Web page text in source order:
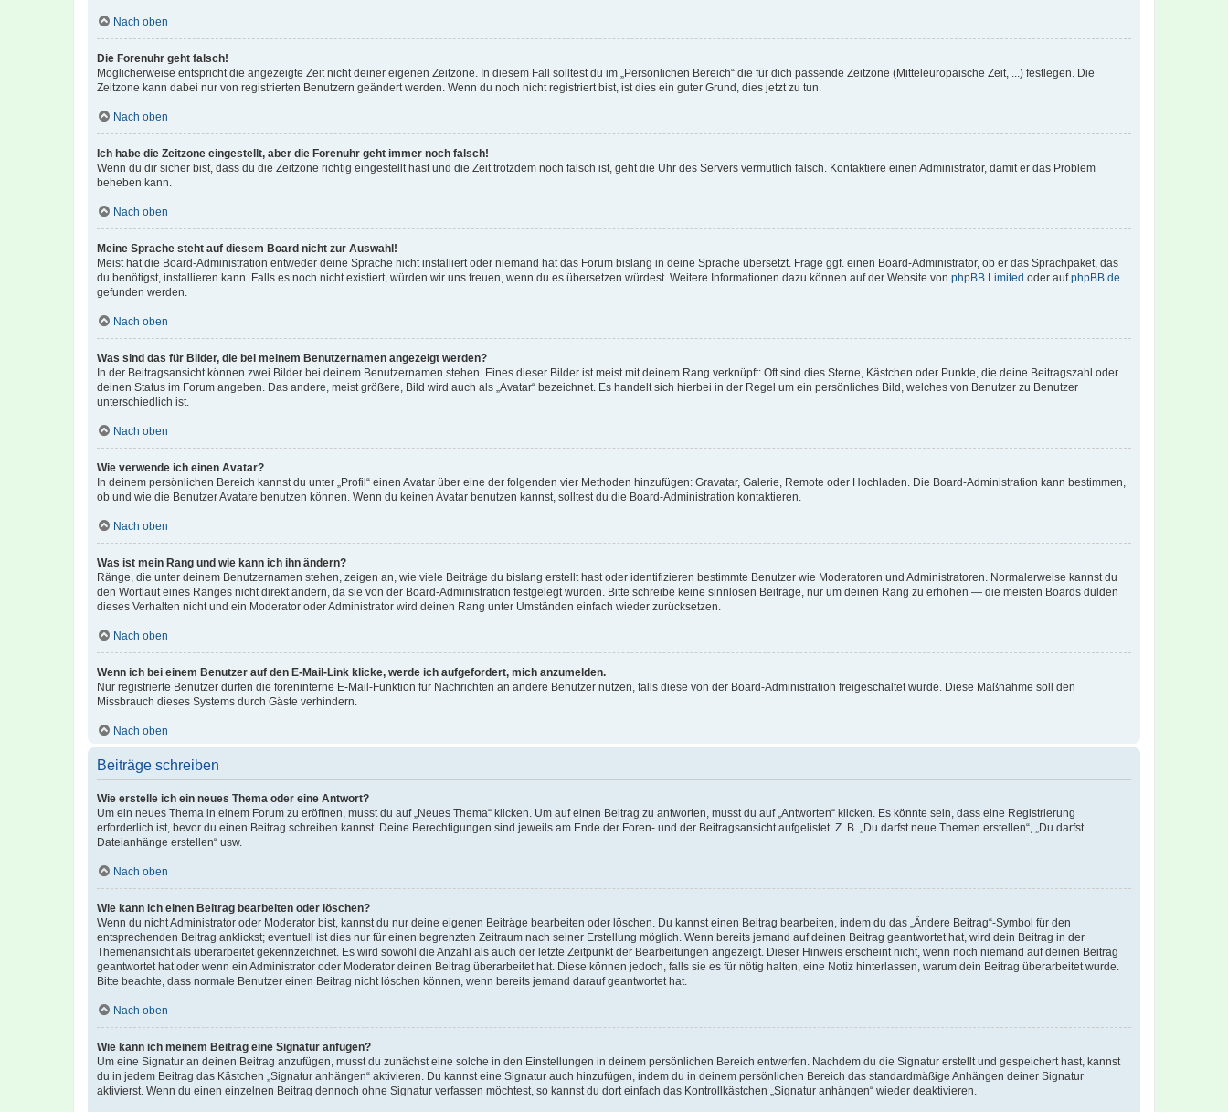
Nach oben
Die Forenuhr geht falsch!
Möglicherweise entspricht die angezeigte Zeit nicht deiner eigenen Zeitzone. In diesem Fall solltest du im „Persönlichen Bereich“ die für dich passende Zeitzone (Mitteleuropäische Zeit, ...) festlegen. Die
Zeitzone kann dabei nur von registrierten Benutzern geändert werden. Wenn du noch nicht registriert bist, ist dies ein guter Grund, dies jetzt zu tun.
Nach oben
Ich habe die Zeitzone eingestellt, aber die Forenuhr geht immer noch falsch!
Wenn du dir sicher bist, dass du die Zeitzone richtig eingestellt hast und die Zeit trotzdem noch falsch ist, geht die Uhr des Servers vermutlich falsch. Kontaktiere einen Administrator, damit er das Problem
beheben kann.
Nach oben
Meine Sprache steht auf diesem Board nicht zur Auswahl!
Meist hat die Board-Administration entweder deine Sprache nicht installiert oder niemand hat das Forum bislang in deine Sprache übersetzt. Frage ggf. einen Board-Administrator, ob er das Sprachpaket, das
du benötigst, installieren kann. Falls es noch nicht existiert, würden wir uns freuen, wenn du es übersetzen würdest. Weitere Informationen dazu können auf der Website von phpBB Limited oder aufphpBB.de
gefunden werden.
Nach oben
Was sind das für Bilder, die bei meinem Benutzernamen angezeigt werden?
In der Beitragsansicht können zwei Bilder bei deinem Benutzernamen stehen. Eines dieser Bilder ist meist mit deinem Rang verknüpft: Oft sind dies Sterne, Kästchen oder Punkte, die deine Beitragszahl oder
deinen Status im Forum angeben. Das andere, meist größere, Bild wird auch als „Avatar“ bezeichnet. Es handelt sich hierbei in der Regel um ein persönliches Bild, welches von Benutzer zu Benutzer
unterschiedlich ist.
Nach oben
Wie verwende ich einen Avatar?
In deinem persönlichen Bereich kannst du unter „Profil“ einen Avatar über eine der folgenden vier Methoden hinzufügen: Gravatar, Galerie, Remote oder Hochladen. Die Board-Administration kann bestimmen,
ob und wie die Benutzer Avatare benutzen können. Wenn du keinen Avatar benutzen kannst, solltest du die Board-Administration kontaktieren.
Nach oben
Was ist mein Rang und wie kann ich ihn ändern?
Ränge, die unter deinem Benutzernamen stehen, zeigen an, wie viele Beiträge du bislang erstellt hast oder identifizieren bestimmte Benutzer wie Moderatoren und Administratoren. Normalerweise kannst du
den Wortlaut eines Ranges nicht direkt ändern, da sie von der Board-Administration festgelegt wurden. Bitte schreibe keine sinnlosen Beiträge, nur um deinen Rang zu erhöhen — die meisten Boards dulden
dieses Verhalten nicht und ein Moderator oder Administrator wird deinen Rang unter Umständen einfach wieder zurücksetzen.
Nach oben
Wenn ich bei einem Benutzer auf den E-Mail-Link klicke, werde ich aufgefordert, mich anzumelden.
Nur registrierte Benutzer dürfen die foreninterne E-Mail-Funktion für Nachrichten an andere Benutzer nutzen, falls diese von der Board-Administration freigeschaltet wurde. Diese Maßnahme soll den
Missbrauch dieses Systems durch Gäste verhindern.
Nach oben
Beiträge schreiben
Wie erstelle ich ein neues Thema oder eine Antwort?
Um ein neues Thema in einem Forum zu eröffnen, musst du auf „Neues Thema“ klicken. Um auf einen Beitrag zu antworten, musst du auf „Antworten“ klicken. Es könnte sein, dass eine Registrierung
erforderlich ist, bevor du einen Beitrag schreiben kannst. Deine Berechtigungen sind jeweils am Ende der Foren- und der Beitragsansicht aufgelistet. Z. B. „Du darfst neue Themen erstellen“, „Du darfst
Dateianhänge erstellen“ usw.
Nach oben
Wie kann ich einen Beitrag bearbeiten oder löschen?
Wenn du nicht Administrator oder Moderator bist, kannst du nur deine eigenen Beiträge bearbeiten oder löschen. Du kannst einen Beitrag bearbeiten, indem du das „Ändere Beitrag“-Symbol für den
entsprechenden Beitrag anklickst; eventuell ist dies nur für einen begrenzten Zeitraum nach seiner Erstellung möglich. Wenn bereits jemand auf deinen Beitrag geantwortet hat, wird dein Beitrag in der
Themenansicht als überarbeitet gekennzeichnet. Es wird sowohl die Anzahl als auch der letzte Zeitpunkt der Bearbeitungen angezeigt. Dieser Hinweis erscheint nicht, wenn noch niemand auf deinen Beitrag
geantwortet hat oder wenn ein Administrator oder Moderator deinen Beitrag überarbeitet hat. Diese können jedoch, falls sie es für nötig halten, eine Notiz hinterlassen, warum dein Beitrag überarbeitet wurde.
Bitte beachte, dass normale Benutzer einen Beitrag nicht löschen können, wenn bereits jemand darauf geantwortet hat.
Nach oben
Wie kann ich meinem Beitrag eine Signatur anfügen?
Um eine Signatur an deinen Beitrag anzufügen, musst du zunächst eine solche in den Einstellungen in deinem persönlichen Bereich entwerfen. Nachdem du die Signatur erstellt und gespeichert hast, kannst
du in jedem Beitrag das Kästchen „Signatur anhängen“ aktivieren. Du kannst eine Signatur auch hinzufügen, indem du in deinem persönlichen Bereich das standardmäßige Anhängen deiner Signatur
aktivierst. Wenn du einen einzelnen Beitrag dennoch ohne Signatur verfassen möchtest, so kannst du dort einfach das Kontrollkästchen „Signatur anhängen“ wieder deaktivieren.